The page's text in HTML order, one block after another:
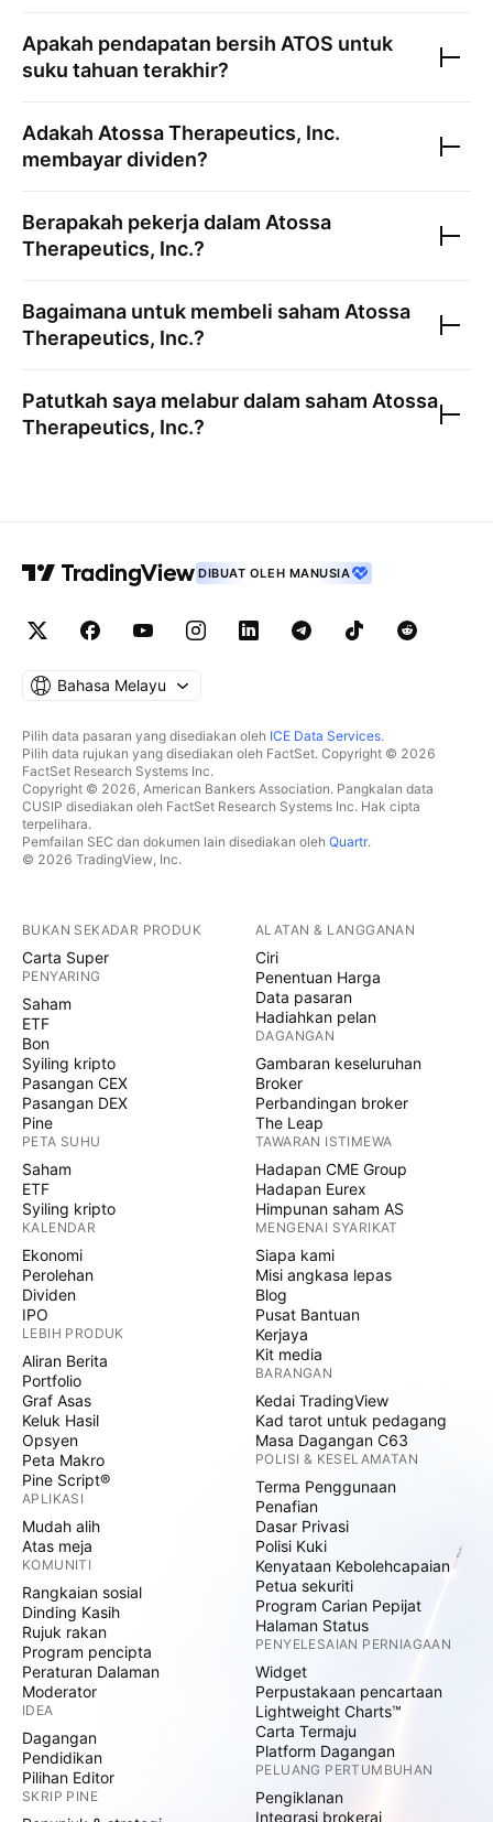
Apakah pendapatan bersih ATOS untuk
suku tahuan terakhir?
Adakah Atossa Therapeutics, Inc.
membayar dividen?
Berapakah pekerja dalam Atossa
Therapeutics, Inc.?
Bagaimana untuk membeli saham Atossa
Therapeutics, Inc.?
Patutkah saya melabur dalam saham Atossa
Therapeutics, Inc.?
DIBUAT OLEH MANUSIA
Bahasa Melayu
Pilih data pasaran yang disediakan oleh ICE Data Services.
Pilih data rujukan yang disediakan oleh FactSet. Copyright © 2026
FactSet Research Systems Inc.
Copyright © 2026, American Bankers Association. Pangkalan data
CUSIP disediakan oleh FactSet Research Systems Inc. Hak cipta
terpelihara.
Pemfailan SEC dan dokumen lain disediakan oleh Quartr.
© 2026 TradingView, Inc.
BUKAN SEKADAR PRODUK
Carta Super
PENYARING
Saham
ETF
Bon
Syiling kripto
Pasangan CEX
Pasangan DEX
Pine
PETA SUHU
Saham
ETF
Syiling kripto
KALENDAR
Ekonomi
Perolehan
Dividen
IPO
LEBIH PRODUK
Aliran Berita
Portfolio
Graf Asas
Keluk Hasil
Opsyen
Peta Makro
Pine Script®
APLIKASI
Mudah alih
Atas meja
KOMUNITI
Rangkaian sosial
Dinding Kasih
Rujuk rakan
Program pencipta
Peraturan Dalaman
Moderator
IDEA
Dagangan
Pendidikan
Pilihan Editor
SKRIP PINE
ALATAN & LANGGANAN
Ciri
Penentuan Harga
Data pasaran
Hadiahkan pelan
DAGANGAN
Gambaran keseluruhan
Broker
Perbandingan broker
The Leap
TAWARAN ISTIMEWA
Hadapan CME Group
Hadapan Eurex
Himpunan saham AS
MENGENAI SYARIKAT
Siapa kami
Misi angkasa lepas
Blog
Pusat Bantuan
Kerjaya
Kit media
BARANGAN
Kedai TradingView
Kad tarot untuk pedagang
Masa Dagangan C63
POLISI & KESELAMATAN
Terma Penggunaan
Penafian
Dasar Privasi
Polisi Kuki
Kenyataan Kebolehcapaian
Petua sekuriti
Program Carian Pepijat
Halaman Status
PENYELESAIAN PERNIAGAAN
Widget
Perpustakaan pencartaan
Lightweight Charts™
Carta Termaju
Platform Dagangan
PELUANG PERTUMBUHAN
Pengiklanan
Integrasi brokeraj